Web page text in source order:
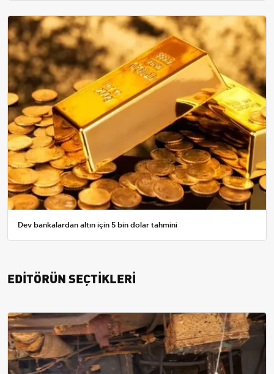
Dev bankalardan altın için 5 bin dolar tahmini
EDİTÖRÜN SEÇTİKLERİ